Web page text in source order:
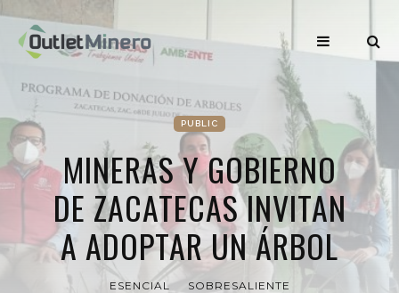
PUBLIC
MINERAS Y GOBIERNO
DE ZACATECAS INVITAN
A ADOPTAR UN ÁRBOL
ESENCIAL SOBRESALIENTE